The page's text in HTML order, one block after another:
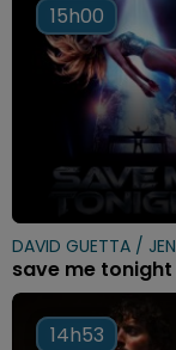
15h00
15h00
DAVID GUETTA /
save me tonight
14h53
14h53